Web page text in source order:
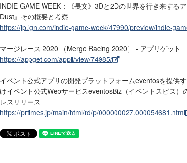
INDIE GAME WEEK：《長文》3Dと2Dの世界を行き来する
Dust』その概要と考察
https://jp.ign.com/indie-game-week/47990/preview/indie-
マージレース 2020 （Merge Racing 2020） - アプリゲット
https://appget.com/appli/view/74985/
イベント公式アプリの開発プラットフォームeventosを提供
けイベント公式WebサービスeventosBiz（イベントスビズ
レスリリース
https://prtimes.jp/main/html/rd/p/000000027.000054681.html